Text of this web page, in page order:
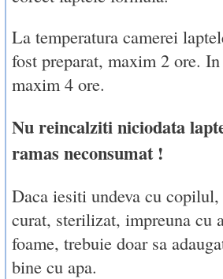
La temperatura camerei
fost preparat, maxim 2 ore.
maxim 4 ore.
Nu reincalziti niciodata
ramas neconsumat !
Daca iesiti undeva cu
curat, sterilizat, impreuna cu
foame, trebuie doar sa
bine cu apa.